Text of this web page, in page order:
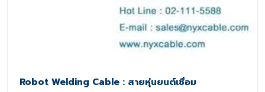
Robot Welding Cable : สายหุ่นยนต์เชื่อม